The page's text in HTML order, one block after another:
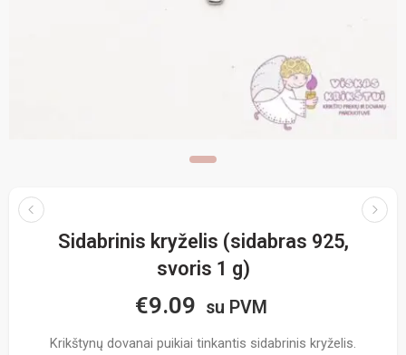
Sidabrinis kryželis (sidabras 925,
svoris 1 g)
€9.09 su PVM
Krikštynų dovanai puikiai tinkantis sidabrinis kryželis.